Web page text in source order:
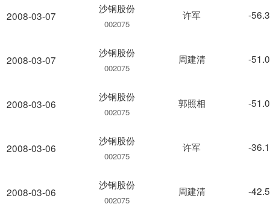
2008-03-07
2008-03-07
2008-03-06
2008-03-06
2008-03-06
沙钢股份
002075
许军 -
沙钢股份
002075
周建清 -
沙钢股份
002075
郭照相 -
沙钢股份
002075
许军 -
沙钢股份
002075
周建清 -